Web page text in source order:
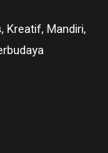
Kreatif, Mandiri,